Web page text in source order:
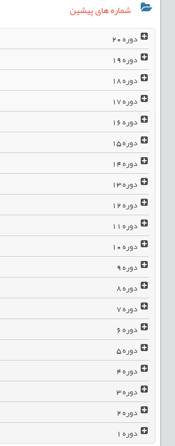
شماره های پیشین
دوره20
دوره19
دوره18
دوره17
دوره16
دوره15
دوره14
دوره13
دوره12
دوره11
دوره10
دوره9
دوره8
دوره7
دوره6
دوره5
دوره4
دوره3
دوره2
دوره1